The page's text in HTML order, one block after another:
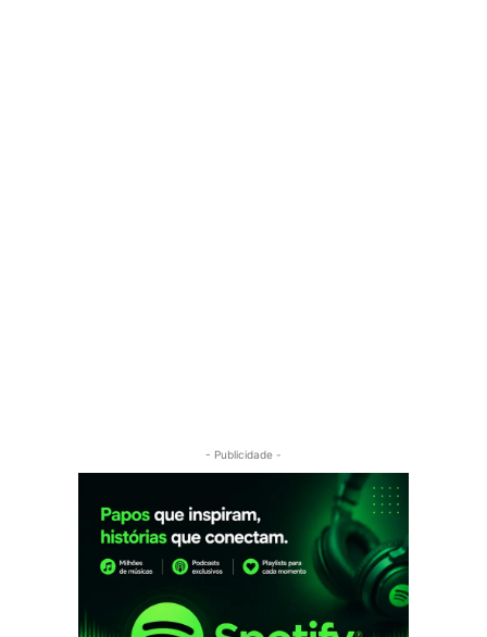
- Publicidade -